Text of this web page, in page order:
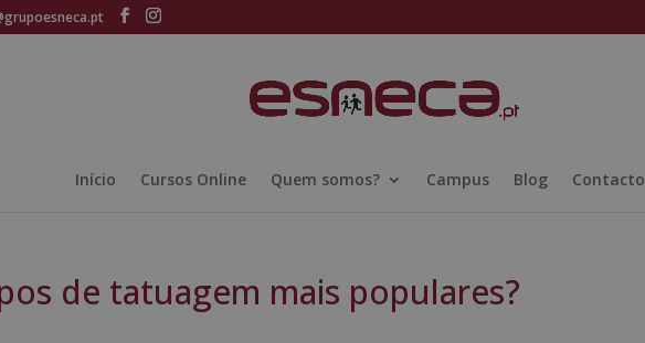
Início Cursos Online Quem somos? Campus Blog Contacto
de tatuagem mais populares?